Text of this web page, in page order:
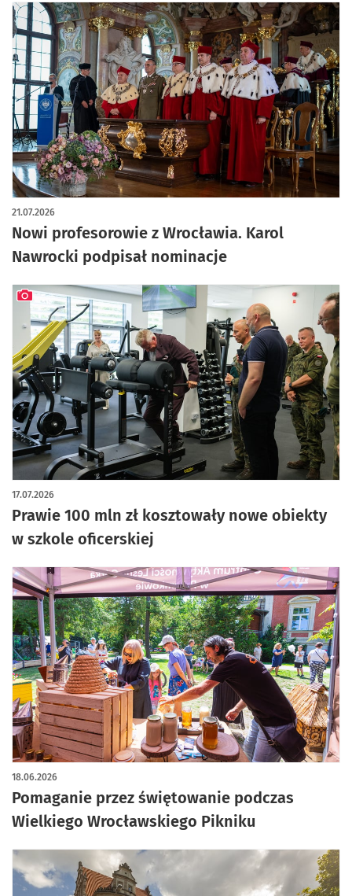
Nowi profesorowie z Wrocławia. Karol
Nawrocki podpisał nominacje
21.07.2026
Prawie 100 mln zł kosztowały nowe obiekty
w szkole oficerskiej
17.07.2026
artykuł z galerią zdjęć
Pomaganie przez świętowanie podczas
Wielkiego Wrocławskiego Pikniku
18.06.2026